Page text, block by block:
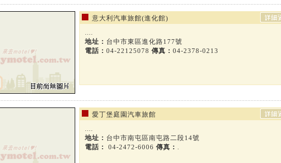
意大利汽車旅館(進化館)
....
地址： 台中市東區進化路177號
電話： 04-22125078 傳真： 04-2378-0213
愛丁堡庭園汽車旅館
....
地址： 台中市南屯區南屯路二段14號
電話：
04-2472-6006 傳真： .